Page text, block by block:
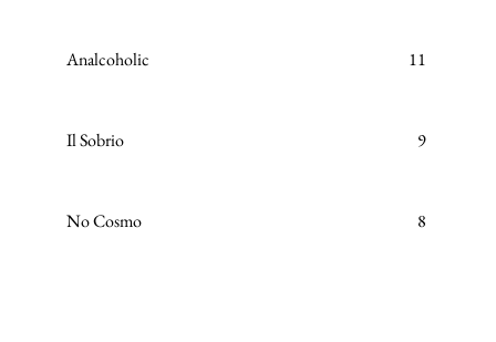
Analcoholic 11
Il Sobrio 9
No Cosmo 8